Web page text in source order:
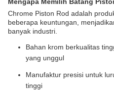
Chrome Piston Rod adalah
beberapa keuntungan,
banyak industri.
Bahan krom berkualitas
yang unggul
Manufaktur presisi untuk
tinggi